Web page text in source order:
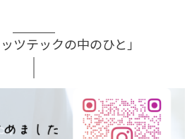
ツテックの中のひと」